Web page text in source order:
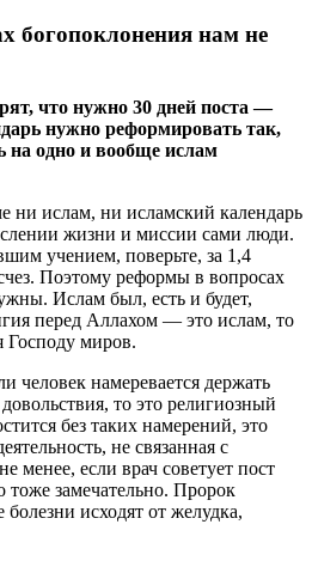
богопоклонения нам не
что нужно 30 дней поста —
нужно реформировать так,
на одно и вообще ислам
ни ислам, ни исламский календарь
жизни и миссии сами люди.
учением, поверьте, за 1,4
Поэтому реформы в вопросах
Ислам был, есть и будет,
перед Аллахом — это ислам, то
Господу миров.
человек намеревается держать
то это религиозный
без таких намерений, это
не связанная с
менее, если врач советует пост
тоже замечательно. Пророк
исходят от желудка,